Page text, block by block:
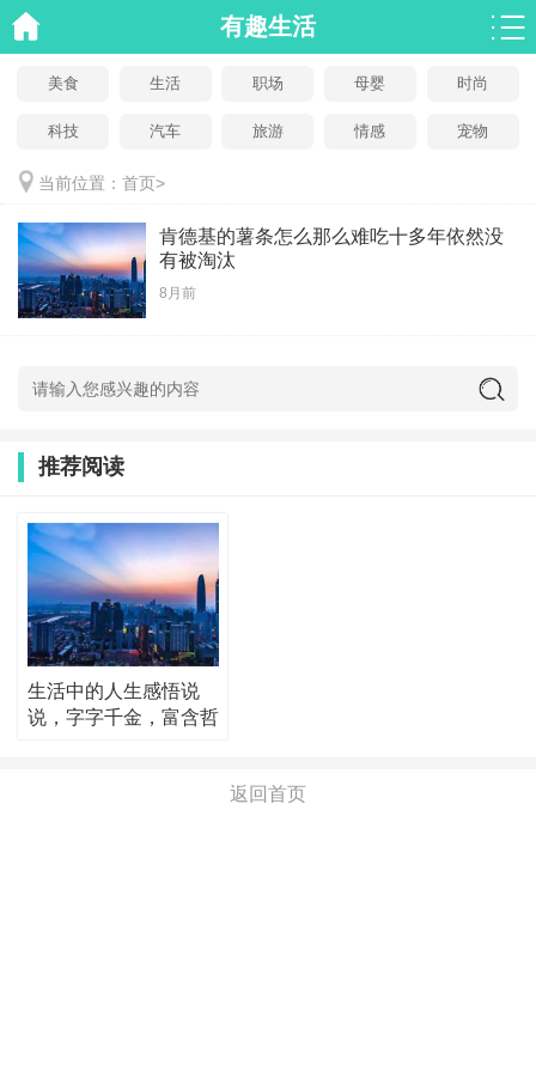
有趣生活
美食 生活 职场 母婴 时尚
科技 汽车 旅游 情感 宠物
当前位置： 首页>
肯德基的薯条怎么那么难吃十多年依然没
有被淘汰
8月前
推荐阅读
生活中的人生感悟说
说，字字千金，富含哲
返回首页